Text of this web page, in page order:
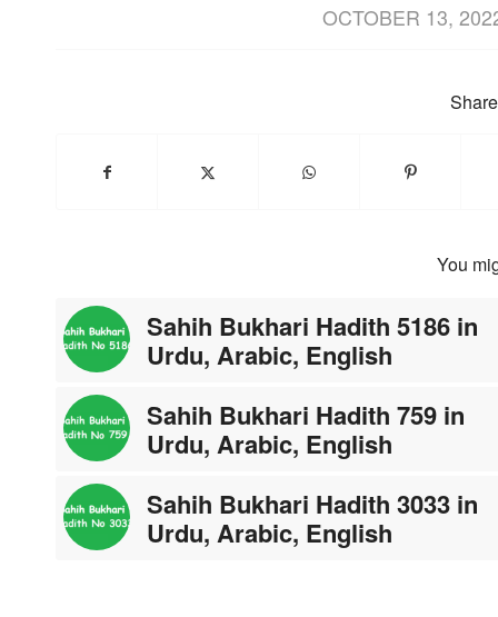
OCTOBER 13,
/
You
Sahih Bukhari Hadith 5186 in
Urdu, Arabic, English
Sahih Bukhari Hadith 759 in
Urdu, Arabic, English
Sahih Bukhari Hadith 3033 in
Urdu, Arabic, English